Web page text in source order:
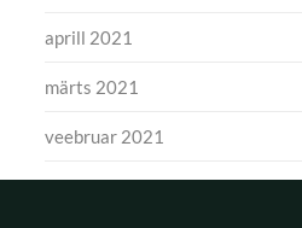
aprill 2021
märts 2021
veebruar 2021